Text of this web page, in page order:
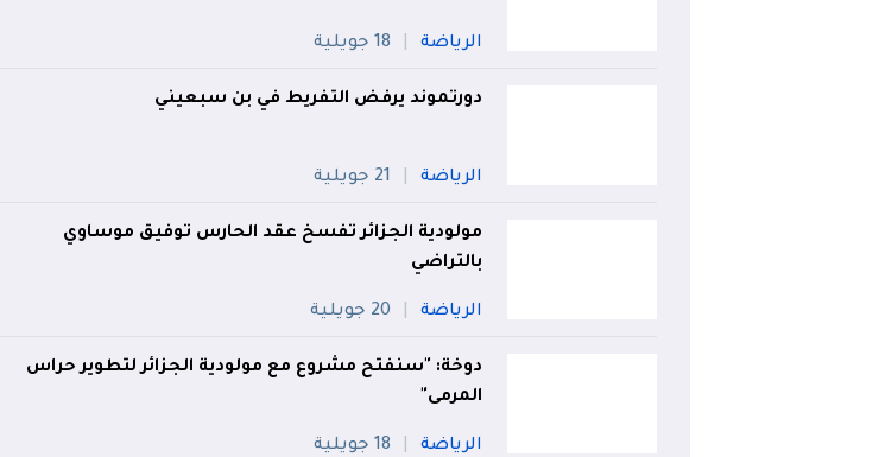
الرياضة 18 جويلية
دورتموند يرفض التفريط في بن سبعيني
الرياضة 21 جويلية
مولودية الجزائر تفسخ عقد الحارس توفيق موساوي
بالتراضي
الرياضة 20 جويلية
دوخة: "سنفتح مشروع مع مولودية الجزائر لتطوير حراس
المرمى"
الرياضة 18 جويلية